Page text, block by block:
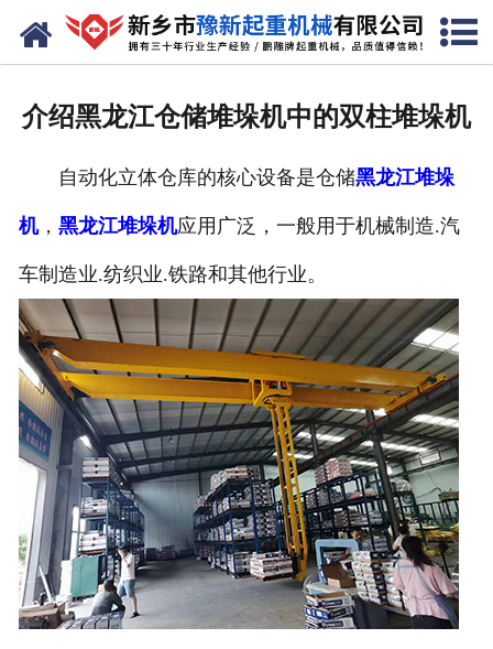
网站首页
资质荣誉
工程案例
联系我们
介绍黑龙江仓储堆垛机中的双柱堆垛机
自动化立体仓库的核心设备是仓储黑龙江堆垛
机， 黑龙江堆垛机应用广泛，一般用于机械制造.汽
车制造业.纺织业.铁路和其他行业。